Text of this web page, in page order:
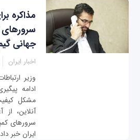
مذاکره
جهانی
اخبار ایران
وزیر
ادامه
مشکل
آنلاین، از
سرورهای
ایران خبر